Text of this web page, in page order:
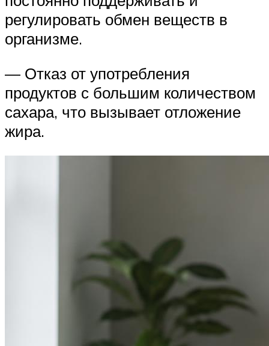
регулировать обмен веществ в
организме.
— Отказ от употребления
продуктов с большим количеством
сахара, что вызывает отложение
жира.